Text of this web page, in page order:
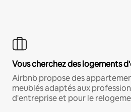
Vous cherchez des logements
Airbnb propose des
meublés adaptés aux
d'entreprise et pour le